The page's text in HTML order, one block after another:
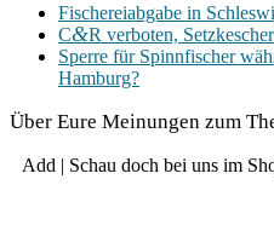
Fische­rei­ab­ga­be in
C&R ver­bo­ten,
Sper­re für Spinn­fi­scher
Hamburg?
Über Eure Mei­nun­gen zum
Add | Schau doch bei uns im